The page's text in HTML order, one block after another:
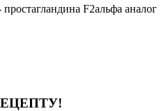
F2альфа аналог